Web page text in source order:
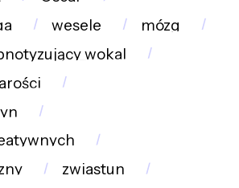
wesele
mózg
zwiastun